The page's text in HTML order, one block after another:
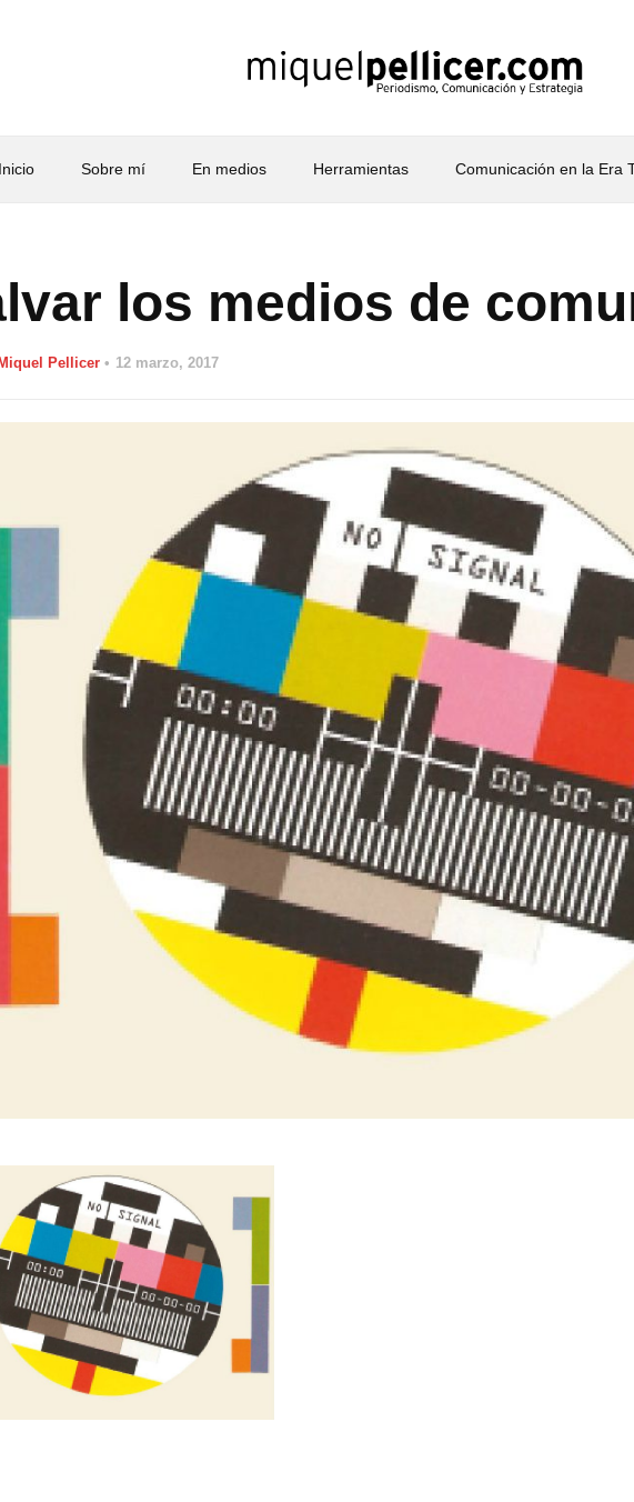
Inicio Sobre mí En medios Herramientas Comunicación en la Era
los medios de
Miquel Pellicer 12 marzo, 2017